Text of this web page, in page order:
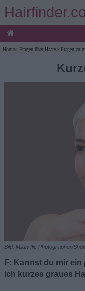
Home> Fragen über Haare> Fragen zu
Bild: Milan Ilic Photographer/
F: Kannst du mir
ich kurzes graues